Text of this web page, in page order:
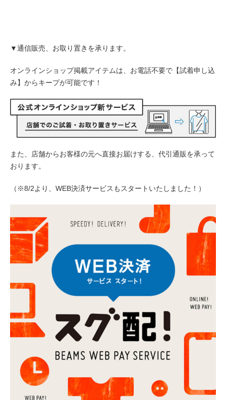
▼通信販売、お取り置きを承ります。
オンラインショップ掲載アイテムは、お電話不要で【試着申し込
み】からキープが可能です！
また、店舗からお客様の元へ直接お届けする、代引通販を承って
おります。
（※8/2より、WEB決済サービスもスタートいたしました！）